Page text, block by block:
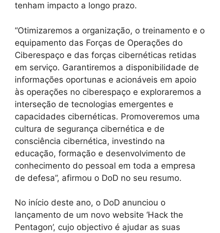
tenham impacto a longo prazo.
“Otimizaremos a organização, o treinamento e o
equipamento das Forças de Operações do
Ciberespaço e das forças cibernéticas retidas
em serviço. Garantiremos a disponibilidade de
informações oportunas e acionáveis ​​em apoio
às operações no ciberespaço e exploraremos a
interseção de tecnologias emergentes e
capacidades cibernéticas. Promoveremos uma
cultura de segurança cibernética e de
consciência cibernética, investindo na
educação, formação e desenvolvimento de
conhecimento do pessoal em toda a empresa
de defesa”, afirmou o DoD no seu resumo.
No início deste ano, o DoD anunciou o
lançamento de um novo website ‘Hack the
Pentagon’, cujo objectivo é ajudar as suas